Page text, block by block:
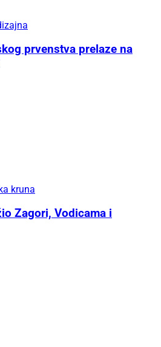
prvenstva prelaze na
kruna
Zagori, Vodicama i